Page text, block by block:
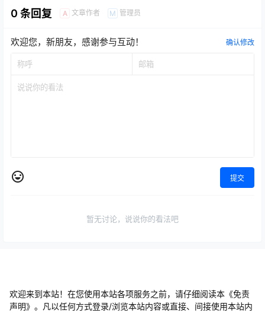
0 条回复 A 文章作者 M 管理员
欢迎您，新朋友，感谢参与互动！ 确认修改
提交
暂无讨论，说说你的看法吧
欢迎来到本站！在您使用本站各项服务之前，请仔细阅读本《免责
声明》。凡以任何方式登录/浏览本站内容或直接、间接使用本站内